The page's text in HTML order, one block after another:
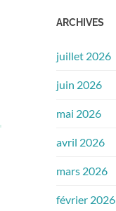
ARCHIVES
juillet 2026
juin 2026
mai 2026
avril 2026
mars 2026
février 2026